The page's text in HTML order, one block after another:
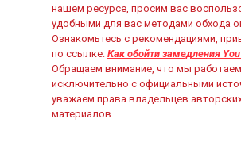
нашем ресурсе, просим вас
удобными для вас методами обхода
Ознакомьтесь с рекомендациями,
по ссылке: Как обойти замедления
Обращаем внимание, что мы работаем
исключительно с официальными
уважаем права владельцев
материалов.